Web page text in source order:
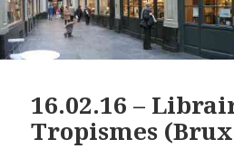
16.02.16 –
Tropismes